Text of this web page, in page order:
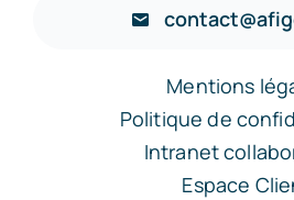
Mentions
Politique de
Intranet
Espace